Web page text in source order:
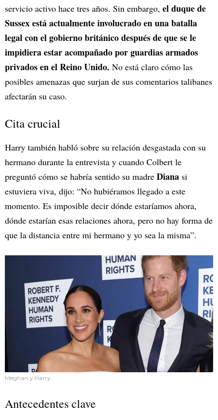
servicio activo hace tres años. Sin embargo, el duque de
Sussex está actualmente involucrado en una batalla
legal con el gobierno británico después de que se le
impidiera estar acompañado por guardias armados
privados en el Reino Unido. No está claro cómo las
posibles amenazas que surjan de sus comentarios talibanes
afectarán su caso.
Cita crucial
Harry también habló sobre su relación desgastada con su
hermano durante la entrevista y cuando Colbert le
preguntó cómo se habría sentido su madre Diana si
estuviera viva, dijo: “No hubiéramos llegado a este
momento. Es imposible decir dónde estaríamos ahora,
dónde estarían esas relaciones ahora, pero no hay forma de
que la distancia entre mi hermano y yo sea la misma”.
Meghan y Harry.
Antecedentes clave